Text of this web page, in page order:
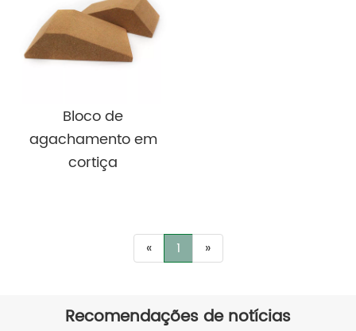
Bloco de
agachamento em
cortiça
« 1 »
Recomendações de notícias